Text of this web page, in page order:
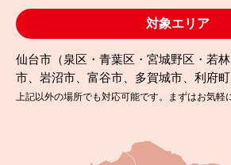
対象エリア
仙台市（泉区・青葉区・宮城野区・若
市、岩沼市、富谷市、多賀城市、利府
上記以外の場所でも対応可能です。まずはお気軽